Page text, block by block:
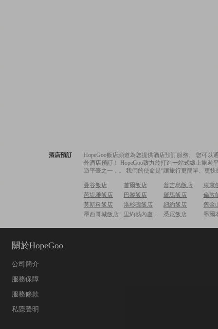
酒店預訂
HopeGoo飯店頻道為您提供酒店預訂服務。 您可
外酒店預訂！ HopeGoo致力於打造一站式線上旅
遊平臺之一，。 我們的使命是“讓旅行更簡單、更
曼谷飯店 首爾飯店 普吉島飯店
東京
芭堤雅飯店
巴黎飯店 羅馬飯店
倫敦
莫斯科飯店
洛杉磯飯店 紐約飯店
舊金
墨西哥城飯店
里約熱內盧飯店 悉尼飯店 墨爾
關於HopeGoo
公司簡介
服務保障
服務條款
私隱聲明